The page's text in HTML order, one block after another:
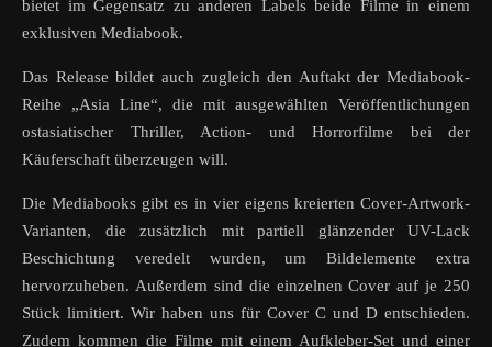
bietet im Gegensatz zu anderen Labels beide Filme in einem
exklusiven Mediabook.
Das Release bildet auch zugleich den Auftakt der Mediabook-
Reihe „Asia Line“, die mit ausgewählten Veröffentlichungen
ostasiatischer Thriller, Action- und Horrorfilme bei der
Käuferschaft überzeugen will.
Die Mediabooks gibt es in vier eigens kreierten Cover-Artwork-
Varianten, die zusätzlich mit partiell glänzender UV-Lack
Beschichtung veredelt wurden, um Bildelemente extra
hervorzuheben. Außerdem sind die einzelnen Cover auf je 250
Stück limitiert. Wir haben uns für Cover C und D entschieden.
Zudem kommen die Filme mit einem Aufkleber-Set und einer